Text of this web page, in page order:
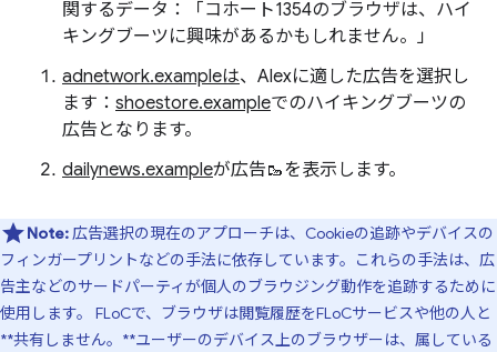
関するデータ：「コホート1354のブラウザは、ハイ
キングブーツに興味があるかもしれません。」
adnetwork.exampleは、Alexに適した広告を選択し
ます： shoestore.exampleでのハイキングブーツの
広告となります。
dailynews.exampleが広告🥾を表示します。
Note:広告選択の現在のアプローチは、Cookieの追跡やデバイスの
フィンガープリントなどの手法に依存しています。これらの手法は、広
告主などのサードパーティが個人のブラウジング動作を追跡するために
使用します。 FLoCで、ブラウザは閲覧履歴をFLoCサービスや他の人と
**共有しません。**ユーザーのデバイス上のブラウザーは、属している